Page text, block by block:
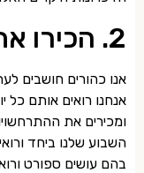
2. הכירו את ילדכם טוב יותר
אנו כהורים חושבים
אנחנו רואים אותם כל
ומכירים את
השבוע שלנו ביחד
בהם עושים ספורט